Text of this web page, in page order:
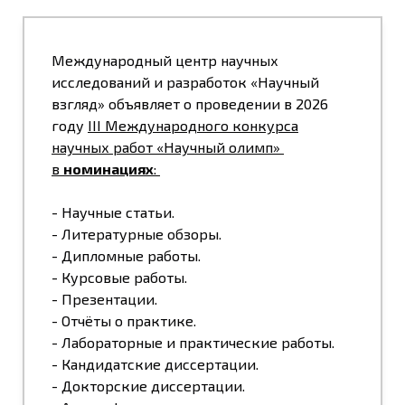
Международный центр научных
исследований и разработок «Научный
взгляд» объявляет о проведении в 2026
году III Международного конкурса
научных работ «Научный олимп»
в номинациях:
- Научные статьи.
- Литературные обзоры.
- Дипломные работы.
- Курсовые работы.
- Презентации.
- Отчёты о практике.
- Лабораторные и практические работы.
- Кандидатские диссертации.
- Докторские диссертации.